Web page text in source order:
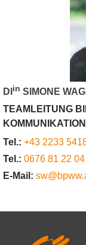
DI in SIMONE
TEAMLEITUNG
KOMMUNIKATION
Tel.: +43 2233
Tel.: 0676 81 22
E-Mail: